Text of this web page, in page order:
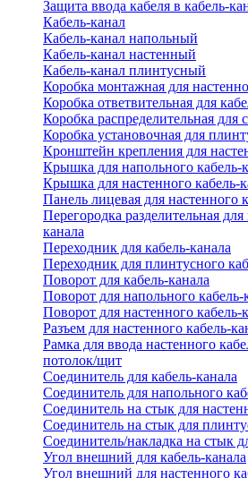
Защита ввода кабеля в кабель-
Кабель-канал
Кабель-канал напольный
Кабель-канал настенный
Кабель-канал плинтусный
Коробка монтажная для
Коробка ответвительная для
Коробка распределительная для
Коробка установочная для
Кронштейн крепления для
Крышка для напольного кабель-
Крышка для настенного кабель-
Панель лицевая для настенного
Перегородка разделительная
канала
Переходник для кабель-канала
Переходник для плинтусного
Поворот для кабель-канала
Поворот для напольного кабель-
Поворот для настенного кабель-
Разъем для настенного кабель-
Рамка для ввода настенного
потолок/щит
Соединитель для кабель-канала
Соединитель для напольного
Соединитель на стык для
Соединитель на стык для
Соединитель/накладка на стык
Угол внешний для кабель-канала
Угол внешний для настенного